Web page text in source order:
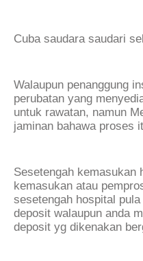
Cuba saudara saudari
Walaupun penanggung
perubatan yang
untuk rawatan, namun
jaminan bahawa proses
Sesetengah kemasukan
kemasukan atau
sesetengah hospital
deposit walaupun anda
deposit yg dikenakan